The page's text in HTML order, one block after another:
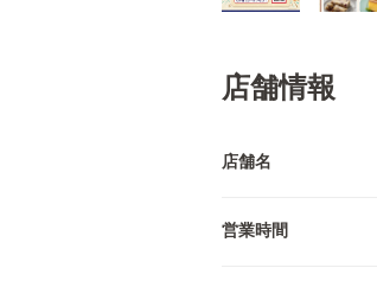
店舗情報
店舗名
営業時間